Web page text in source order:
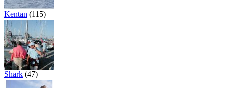
Kentan (115)
Shark (47)